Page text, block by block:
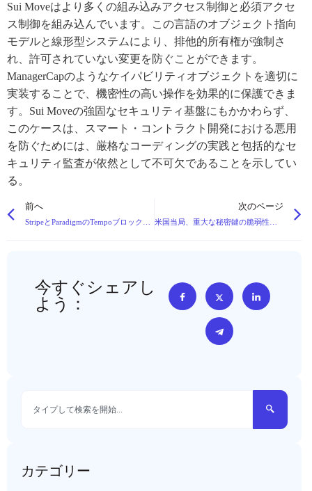
Sui Moveはより多くの組み込みアクセス制御と必須アクセ
ス制御を組み込んでいます。この言語のオブジェクト指向
モデルと線形型システムにより、排他的所有権が強制さ
れ、許可されていない変更を防ぐことができます。
ManagerCapのようなケイパビリティオブジェクトを適切に
実装することで、機密性の高い操作を効果的に保護できま
す。Sui Moveの強固なセキュリティ基盤にもかかわらず、
このケースは、スマート・コントラクト開発における悪用
を防ぐためには、厳格なコーディングの実践と包括的なセ
キュリティ監査が依然として不可欠であることを示してい
る。
前へ 次のページ
今すぐシェアし
よう：
カテゴリー